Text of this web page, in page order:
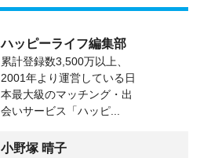
ハッピーライフ編集部
累計登録数3,500万以上、
2001年より運営している日
本最大級のマッチング・出
会いサービス「ハッピ...
小野塚 晴子